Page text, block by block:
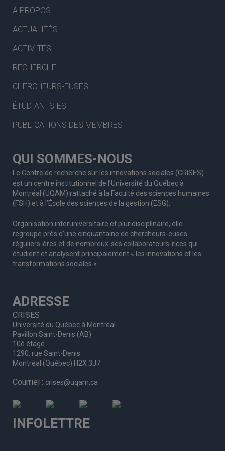
À PROPOS
ACTUALITÉS
ACTIVITÉS
RECHERCHE
CHERCHEURS-EUSES
ÉTUDIANTS-ES
PUBLICATIONS DES MEMBRES
QUI SOMMES-NOUS
Le Centre de recherche sur les innovations sociales (CRISES)
est un centre institutionnel de l’Université du Québec à
Montréal (UQAM) rattaché à la Faculté des sciences humaines
(FSH) et à l’École des sciences de la gestion (ESG).
Organisation interuniversitaire et pluridisciplinaire, elle
regroupe près d’une cinquantaine de chercheurs-euses
réguliers-ères et de nombreux-ses collaborateurs-rices qui
étudient et analysent principalement « les innovations et les
transformations sociales ».
ADRESSE
CRISES
Université du Québec à Montréal
Pavillon Saint-Denis (AB)
10è étage
1290, rue Saint-Denis
Montréal (Québec) H2X 3J7
Courriel : crises@uqam.ca
INFOLETTRE